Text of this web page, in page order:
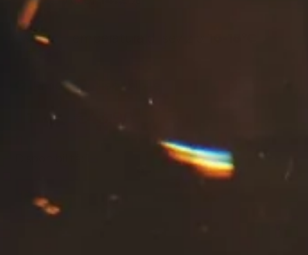
Prodotto disponibile
Acquista il prodotto